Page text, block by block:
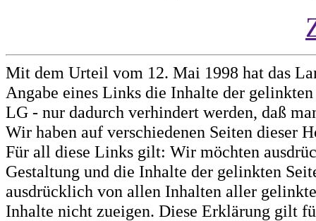
Mit dem Urteil vom 12. Mai 1998 hat das
Angabe eines Links die Inhalte der
LG - nur dadurch verhindert werden, daß
Wir haben auf verschiedenen Seiten dieser
Für all diese Links gilt: Wir möchten
Gestaltung und die Inhalte der gelinkten
ausdrücklich von allen Inhalten aller
Inhalte nicht zueigen. Diese Erklärung gilt